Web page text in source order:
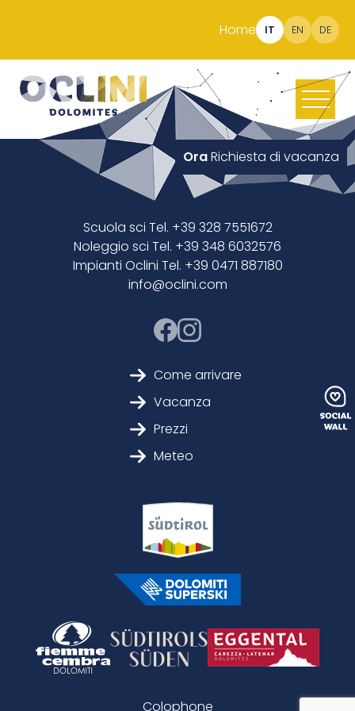
Home IT EN DE
OraRichiesta di vacanza
Scuola sci Tel. +39 328 7551672
Noleggio sci Tel. +39 348 6032576
Impianti Oclini Tel. +39 0471 887180
info@oclini.com
Come arrivare
Vacanza
Prezzi
Meteo
Colophone